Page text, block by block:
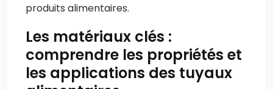
produits alimentaires.
Les matériaux clés :
comprendre les propriétés et
les applications des tuyaux